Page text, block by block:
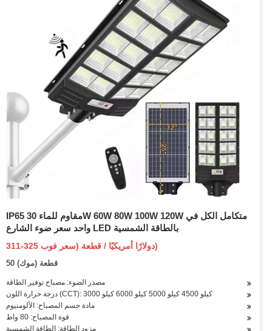
IP65 مقاوم للماء 30W 60W 80W 100W 120W متكامل الكل في
واحد سعر ضوء الشارع LED بالطاقة الشمسية
311-325 دولارًا أمريكيًا / قطعة (سعر فوب)
50 قطعة (موك)
مصدر الضوء: مصباح توفير الطاقة
درجة حرارة اللون (CCT): 3000 كيلو 4500 كيلو 5000 كيلو 6000 كيلو
مادة جسم المصباح: الألومنيوم
قوة المصباح: 80 واط
مزود الطاقة: الطاقة الشمسية